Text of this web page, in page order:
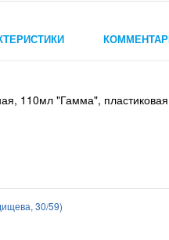
110мл "Гамма", пластиковая
30/59)